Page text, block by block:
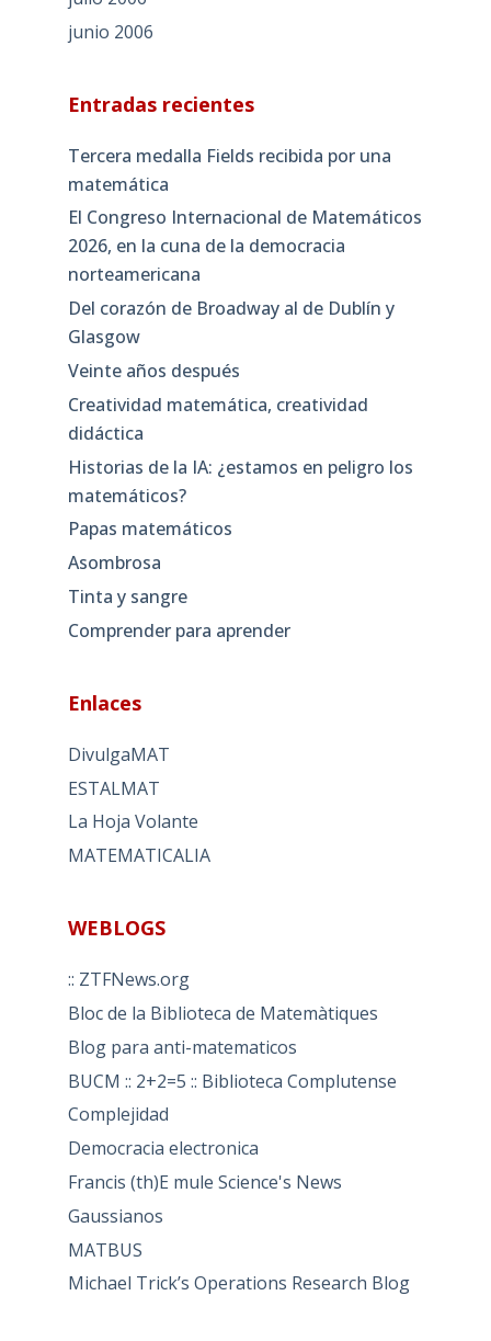
junio 2006
Entradas recientes
Tercera medalla Fields recibida por una
matemática
El Congreso Internacional de Matemáticos
2026, en la cuna de la democracia
norteamericana
Del corazón de Broadway al de Dublín y
Glasgow
Veinte años después
Creatividad matemática, creatividad
didáctica
Historias de la IA: ¿estamos en peligro los
matemáticos?
Papas matemáticos
Asombrosa
Tinta y sangre
Comprender para aprender
Enlaces
DivulgaMAT
ESTALMAT
La Hoja Volante
MATEMATICALIA
WEBLOGS
:: ZTFNews.org
Bloc de la Biblioteca de Matemàtiques
Blog para anti-matematicos
BUCM :: 2+2=5 :: Biblioteca Complutense
Complejidad
Democracia electronica
Francis (th)E mule Science's News
Gaussianos
MATBUS
Michael Trick’s Operations Research Blog